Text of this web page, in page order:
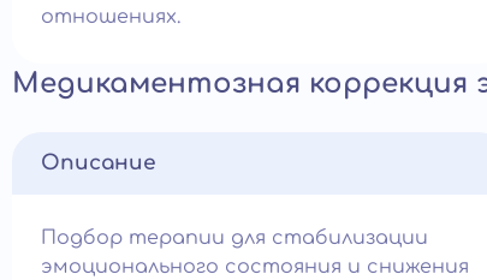
отношениях.
Медикаментозная коррекция
Описание
Подбор терапии для стабилизации
эмоционального состояния и снижения